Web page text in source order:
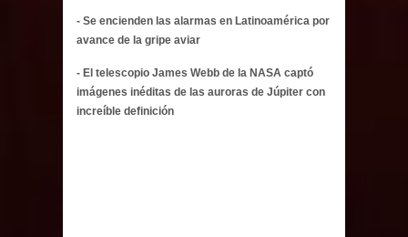
- Se encienden las alarmas en Latinoamérica por
avance de la gripe aviar
- El telescopio James Webb de la NASA captó
imágenes inéditas de las auroras de Júpiter con
increíble definición